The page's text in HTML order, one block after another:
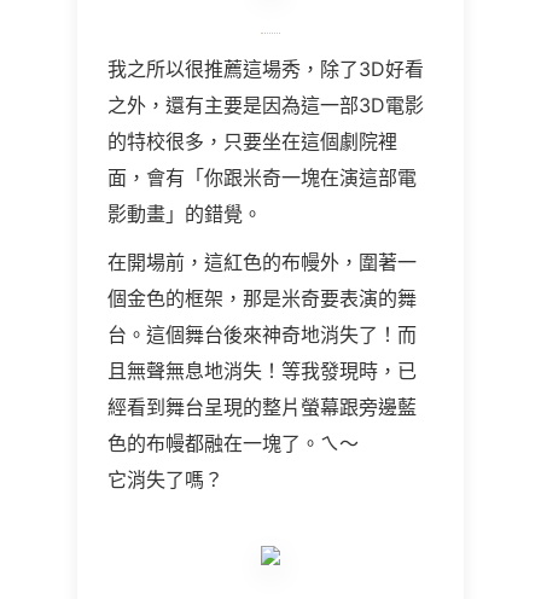
我之所以很推薦這場秀，除了3D好看
之外，還有主要是因為這一部3D電影
的特校很多，只要坐在這個劇院裡
面，會有「你跟米奇一塊在演這部電
影動畫」的錯覺。
在開場前，這紅色的布幔外，圍著一
個金色的框架，那是米奇要表演的舞
台。這個舞台後來神奇地消失了！而
且無聲無息地消失！等我發現時，已
經看到舞台呈現的整片螢幕跟旁邊藍
色的布幔都融在一塊了。ㄟ～
它消失了嗎？